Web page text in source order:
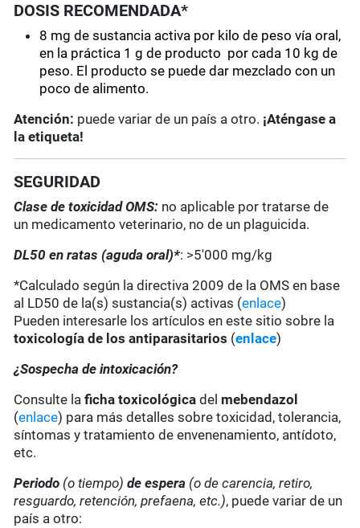
DOSIS RECOMENDADA*
8 mg de sustancia activa por kilo de peso vía oral,
en la práctica 1 g de producto por cada 10 kg de
peso. El producto se puede dar mezclado con un
poco de alimento.
Atención: puede variar de un país a otro. ¡Aténgase a
la etiqueta!
SEGURIDAD
Clase de toxicidad OMS: no aplicable por tratarse de
un medicamento veterinario, no de un plaguicida.
DL50 en ratas (aguda oral)*: >5'000 mg/kg
*Calculado según la directiva 2009 de la OMS en base
al LD50 de la(s) sustancia(s) activas (enlace)
Pueden interesarle los artículos en este sitio sobre la
toxicología de los antiparasitarios (enlace)
¿Sospecha de intoxicación?
Consulte laficha toxicológica del mebendazol
(enlace) para más detalles sobre toxicidad, tolerancia,
síntomas y tratamiento de envenenamiento, antídoto,
etc.
Periodo (o tiempo) de espera (o de carencia, retiro,
resguardo, retención, prefaena, etc.), puede variar de un
país a otro: